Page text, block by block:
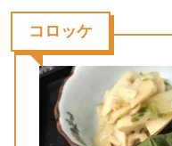
コロッケ